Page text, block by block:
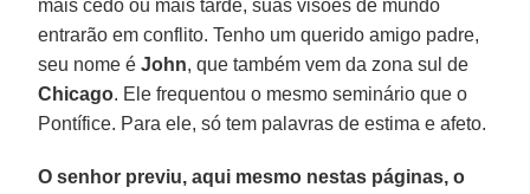
mais cedo ou mais tarde, suas visões de mundo
entrarão em conflito. Tenho um querido amigo padre,
seu nome éJohn, que também vem da zona sul de
Chicago. Ele frequentou o mesmo seminário que o
Pontífice. Para ele, só tem palavras de estima e afeto.
O senhor previu, aqui mesmo nestas páginas, o